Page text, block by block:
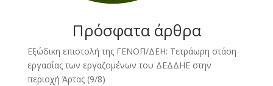
Πρόσφατα άρθρα
Εξώδικη επιστολή της ΓΕΝΟΠ/ΔΕΗ: Τετράωρη στάση
εργασίας των εργαζομένων του ΔΕΔΔΗΕ στην
περιοχή Άρτας (9/8)